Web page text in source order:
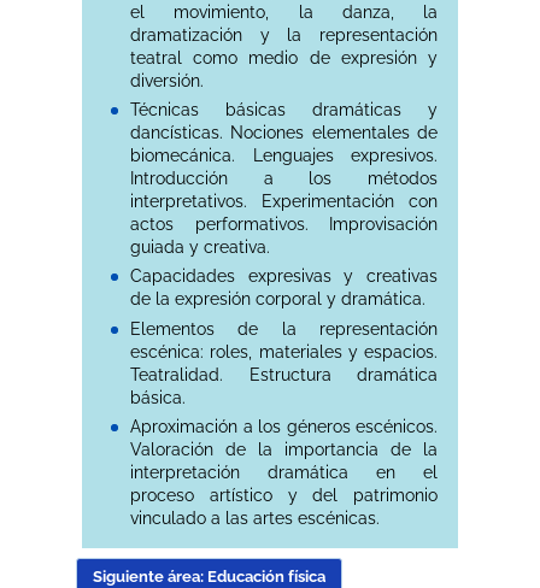
el movimiento, la danza, la
dramatización y la representación
teatral como medio de expresión y
diversión.
Técnicas básicas dramáticas y
dancísticas. Nociones elementales de
biomecánica. Lenguajes expresivos.
Introducción a los métodos
interpretativos. Experimentación con
actos performativos. Improvisación
guiada y creativa.
Capacidades expresivas y creativas
de la expresión corporal y dramática.
Elementos de la representación
escénica: roles, materiales y espacios.
Teatralidad. Estructura dramática
básica.
Aproximación a los géneros escénicos.
Valoración de la importancia de la
interpretación dramática en el
proceso artístico y del patrimonio
vinculado a las artes escénicas.
Siguiente área: Educación física